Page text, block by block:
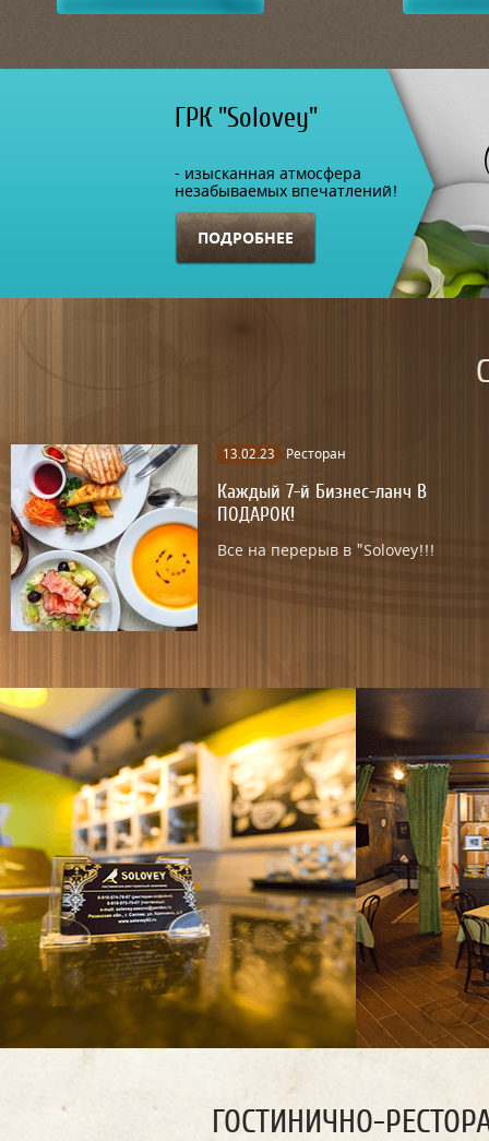
ГРК "Solovey"
- изысканная атмосфера
незабываемых впечатлений!
ПОДРОБНЕЕ
13.02.23 Ресторан
Каждый 7-й Бизнес-ланч В
ПОДАРОК!
Все на перерыв в "Solovey!!!
ГОСТИНИЧНО-